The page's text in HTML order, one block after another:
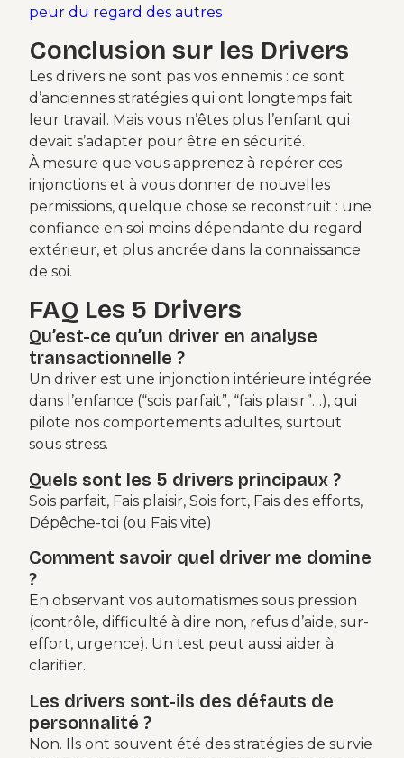
peur du regard des autres
Conclusion sur les Drivers
Les drivers ne sont pas vos ennemis : ce sont
d’anciennes stratégies qui ont longtemps fait
leur travail. Mais vous n’êtes plus l’enfant qui
devait s’adapter pour être en sécurité.
À mesure que vous apprenez à repérer ces
injonctions et à vous donner de nouvelles
permissions, quelque chose se reconstruit : une
confiance en soi moins dépendante du regard
extérieur, et plus ancrée dans la connaissance
de soi.
FAQ Les 5 Drivers
Qu’est-ce qu’un driver en analyse
transactionnelle ?
Un driver est une injonction intérieure intégrée
dans l’enfance (“sois parfait”, “fais plaisir”…), qui
pilote nos comportements adultes, surtout
sous stress.
Quels sont les 5 drivers principaux ?
Sois parfait, Fais plaisir, Sois fort, Fais des efforts,
Dépêche-toi (ou Fais vite)
Comment savoir quel driver me domine
?
En observant vos automatismes sous pression
(contrôle, difficulté à dire non, refus d’aide, sur-
effort, urgence). Un test peut aussi aider à
clarifier.
Les drivers sont-ils des défauts de
personnalité ?
Non. Ils ont souvent été des stratégies de survie